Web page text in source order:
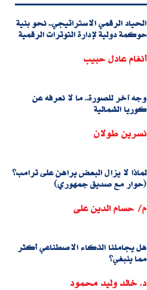
الحياد الرقمي الاستراتيجي.. نحو بنية
حوكمة دولية لإدارة التوترات الرقمية
أنغام عادل حبيب
وجه آخر للصورة.. ما لا نعرفه عن
كوريا الشمالية
نسرين طولان
لماذا لا يزال البعض يراهن على ترامب؟
(حوار مع صديق جمهوري)
م/ حسام الدين على
هل يجاملنا الذكاء الاصطناعي أكثر
مما ينبغي؟
د. خالد وليد محمود